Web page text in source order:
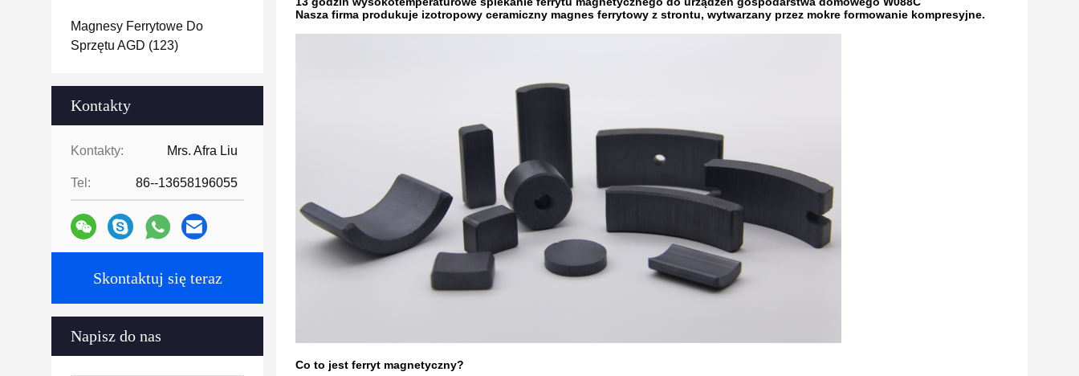
Magnesy Ferrytowe Do
Sprzętu AGD (123)
Kontakty
Kontakty: Mrs. Afra Liu
Tel: 86--13658196055
Skontaktuj się teraz
Napisz do nas
Nasza firma produkuje izotropowy ceramiczny magnes ferrytowy z strontu, wytwarzany przez mokre formowanie kompresyjne.
Co to jest ferryt magnetyczny?